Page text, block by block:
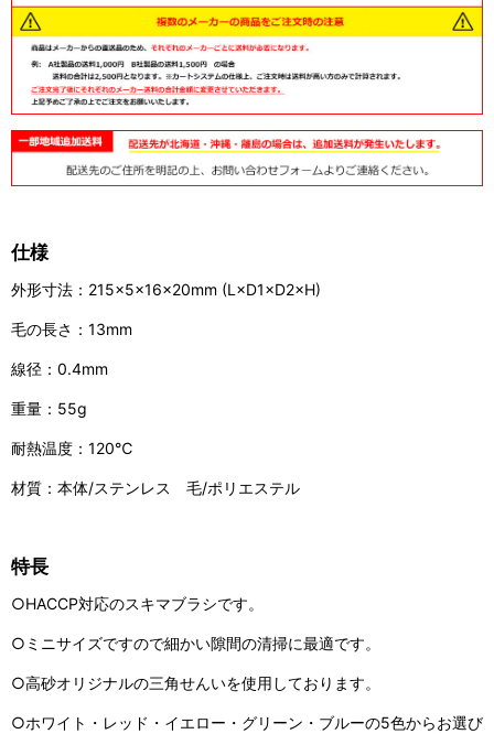
仕様
外形寸法：215×5×16×20mm (L×D1×D2×H)
毛の長さ：13mm
線径：0.4mm
重量：55g
耐熱温度：120℃
材質：本体/ステンレス 毛/ポリエステル
特長
○HACCP対応のスキマブラシです。
○ミニサイズですので細かい隙間の清掃に最適です。
○高砂オリジナルの三角せんいを使用しております。
○ホワイト・レッド・イエロー・グリーン・ブルーの5色からお選び